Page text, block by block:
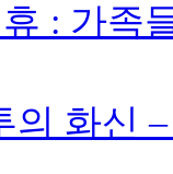
: 가족
의 화신